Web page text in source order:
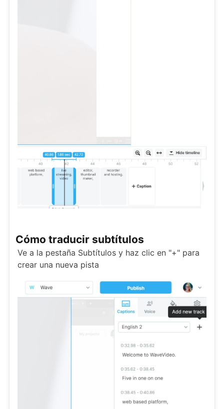
Cómo traducir subtítulos
Ve a la pestaña Subtítulos y haz clic en "+" para
crear una nueva pista